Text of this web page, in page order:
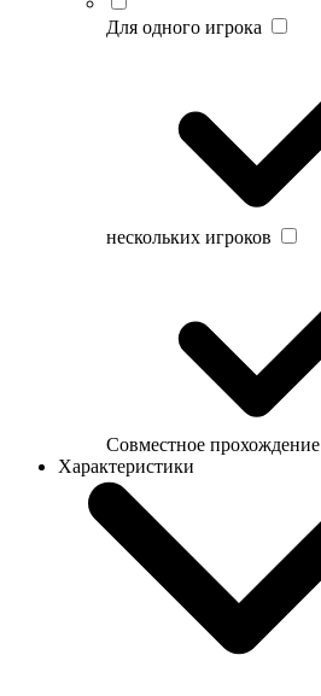
Для одного игрока
нескольких игроков
Совместное прохождение
Характеристики